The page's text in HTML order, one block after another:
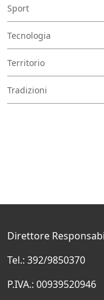
Sport
Tecnologia
Territorio
Tradizioni
Direttore
Tel.: 392/9850370
P.IVA.: 00939520946